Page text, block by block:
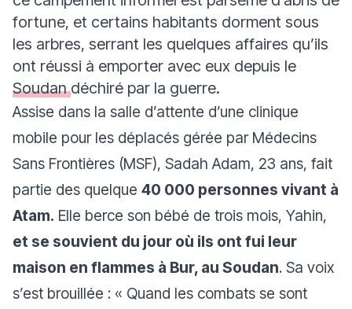
fortune, et certains habitants dorment sous
les arbres, serrant les quelques affaires qu’ils
ont réussi à emporter avec eux depuis le
Soudandéchiré par la guerre.
Assise dans la salle d’attente d’une clinique
mobile pour les déplacés gérée par Médecins
Sans Frontières (MSF), Sadah Adam, 23 ans, fait
partie des quelque 40 000 personnes vivant à
Atam. Elle berce son bébé de trois mois, Yahin,
et se souvient du jour où ils ont fui leur
maison en flammes à Bur, au Soudan. Sa voix
s’est brouillée : « Quand les combats se sont